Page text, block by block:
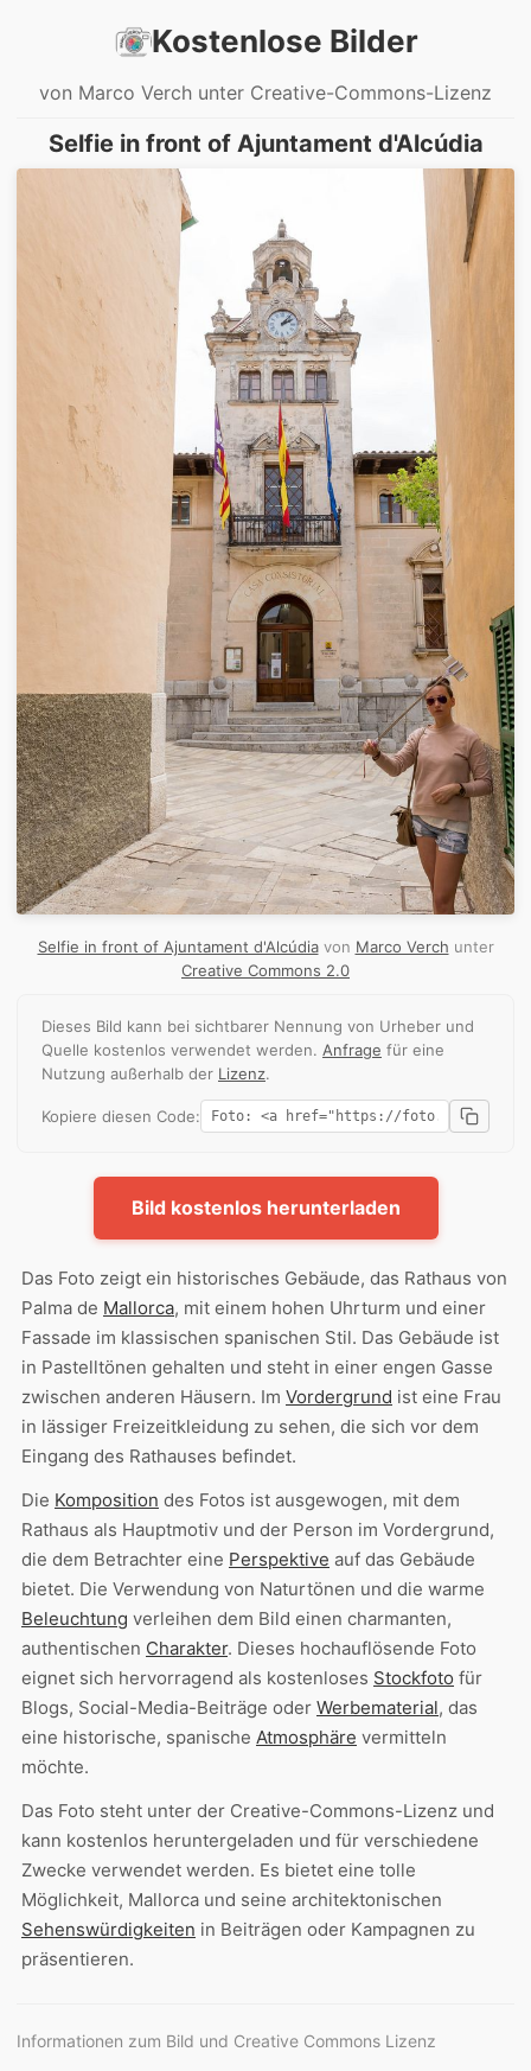
Kostenlose Bilder
von Marco Verch unter Creative-Commons-Lizenz
Selfie in front of Ajuntament d'Alcúdia
Selfie in front of Ajuntament d'Alcúdiavon Marco Verch unter
Creative Commons 2.0
Dieses Bild kann bei sichtbarer Nennung von Urheber und
Quelle kostenlos verwendet werden. Anfrage für eine
Nutzung außerhalb der Lizenz.
Kopiere diesen Code:
Bild kostenlos herunterladen
Das Foto zeigt ein historisches Gebäude, das Rathaus von
Palma de Mallorca, mit einem hohen Uhrturm und einer
Fassade im klassischen spanischen Stil. Das Gebäude ist
in Pastelltönen gehalten und steht in einer engen Gasse
zwischen anderen Häusern. Im Vordergrund ist eine Frau
in lässiger Freizeitkleidung zu sehen, die sich vor dem
Eingang des Rathauses befindet.
Die Komposition des Fotos ist ausgewogen, mit dem
Rathaus als Hauptmotiv und der Person im Vordergrund,
die dem Betrachter eine Perspektive auf das Gebäude
bietet. Die Verwendung von Naturtönen und die warme
Beleuchtung verleihen dem Bild einen charmanten,
authentischen Charakter. Dieses hochauflösende Foto
eignet sich hervorragend als kostenloses Stockfoto für
Blogs, Social-Media-Beiträge oder Werbematerial, das
eine historische, spanische Atmosphäre vermitteln
möchte.
Das Foto steht unter der Creative-Commons-Lizenz und
kann kostenlos heruntergeladen und für verschiedene
Zwecke verwendet werden. Es bietet eine tolle
Möglichkeit, Mallorca und seine architektonischen
Sehenswürdigkeiten in Beiträgen oder Kampagnen zu
präsentieren.
Informationen zum Bild und Creative Commons Lizenz